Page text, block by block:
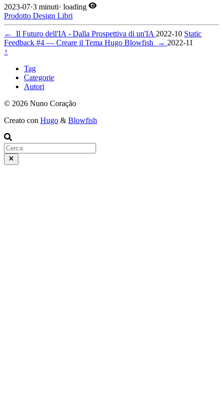
2023-07·3 minuti· loading
Prodotto Design Libri
← Il Futuro dell'IA - Dalla Prospettiva di un'IA2022-10 Static
Feedback #4 — Creare il Tema Hugo Blowfish
→ 2022-11
↑
Tag
Categorie
Autori
© 2026 Nuno Coração
Creato con Hugo & Blowfish